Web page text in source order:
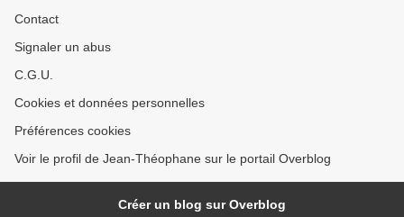
Contact
Signaler un abus
C.G.U.
Cookies et données personnelles
Préférences cookies
Voir le profil de Jean-Théophane sur le portail Overblog
Créer un blog sur Overblog